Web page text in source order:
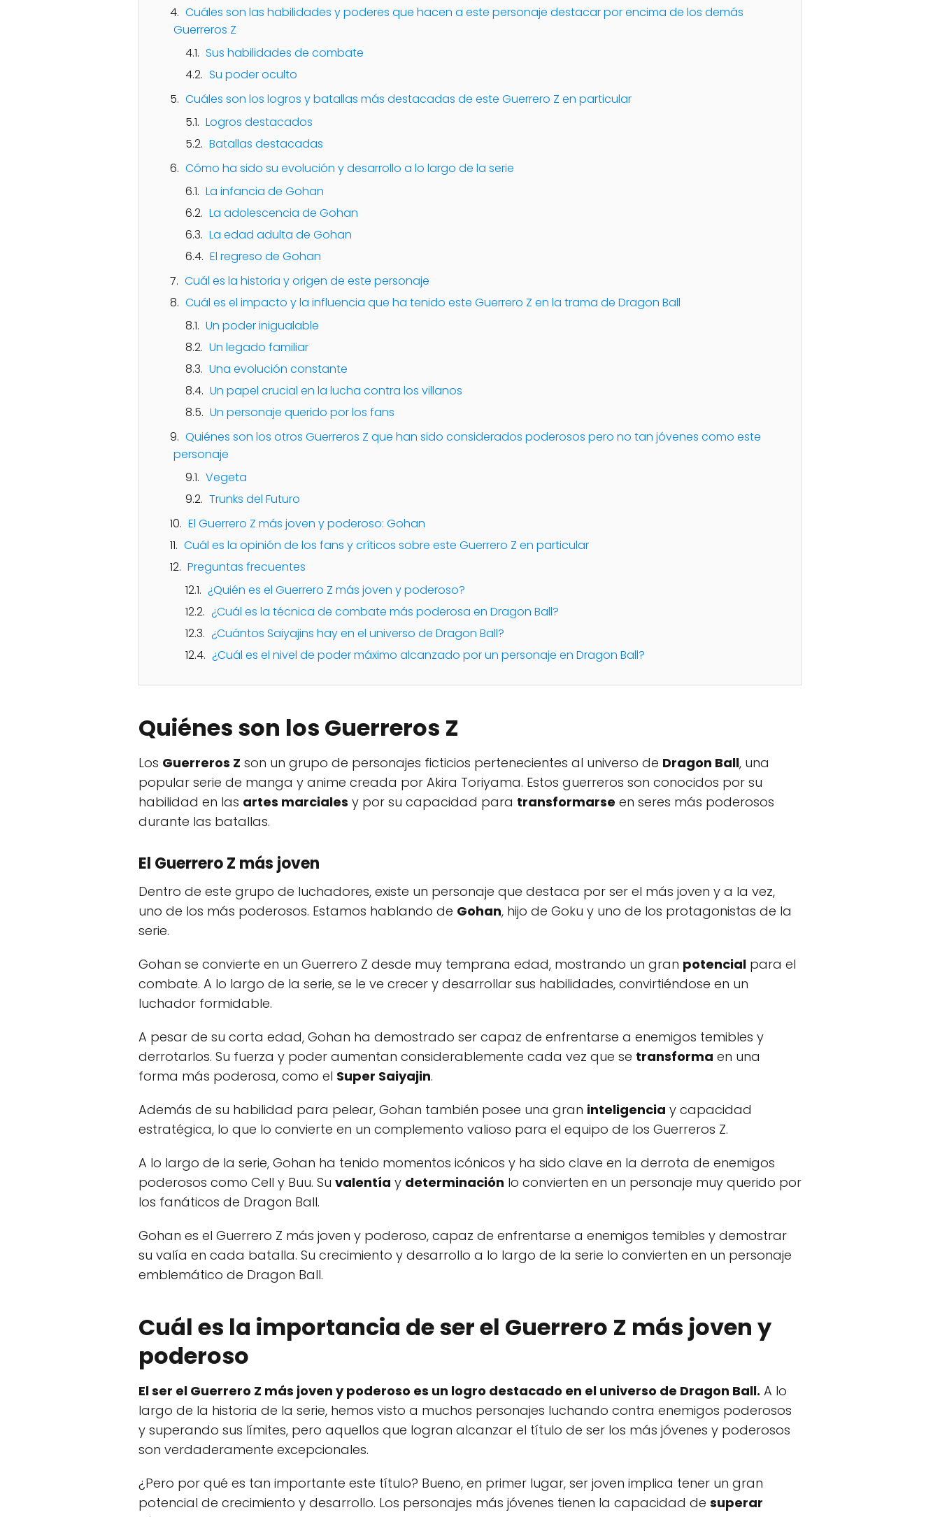
Cuáles son las habilidades y poderes que hacen a este personaje destacar por encima de los demás
Guerreros Z
Sus habilidades de combate
Su poder oculto
Cuáles son los logros y batallas más destacadas de este Guerrero Z en particular
Logros destacados
Batallas destacadas
Cómo ha sido su evolución y desarrollo a lo largo de la serie
La infancia de Gohan
La adolescencia de Gohan
La edad adulta de Gohan
El regreso de Gohan
Cuál es la historia y origen de este personaje
Cuál es el impacto y la influencia que ha tenido este Guerrero Z en la trama de Dragon Ball
Un poder inigualable
Un legado familiar
Una evolución constante
Un papel crucial en la lucha contra los villanos
Un personaje querido por los fans
Quiénes son los otros Guerreros Z que han sido considerados poderosos pero no tan jóvenes como este
personaje
Vegeta
Trunks del Futuro
El Guerrero Z más joven y poderoso: Gohan
Cuál es la opinión de los fans y críticos sobre este Guerrero Z en particular
Preguntas frecuentes
¿Quién es el Guerrero Z más joven y poderoso?
¿Cuál es la técnica de combate más poderosa en Dragon Ball?
¿Cuántos Saiyajins hay en el universo de Dragon Ball?
¿Cuál es el nivel de poder máximo alcanzado por un personaje en Dragon Ball?
Quiénes son los Guerreros Z
Los Guerreros Z son un grupo de personajes ficticios pertenecientes al universo de Dragon Ball, una
popular serie de manga y anime creada por Akira Toriyama. Estos guerreros son conocidos por su
habilidad en las artes marciales y por su capacidad para transformarse en seres más poderosos
durante las batallas.
El Guerrero Z más joven
Dentro de este grupo de luchadores, existe un personaje que destaca por ser el más joven y a la vez,
uno de los más poderosos. Estamos hablando de Gohan, hijo de Goku y uno de los protagonistas de la
serie.
Gohan se convierte en un Guerrero Z desde muy temprana edad, mostrando un gran potencial para el
combate. A lo largo de la serie, se le ve crecer y desarrollar sus habilidades, convirtiéndose en un
luchador formidable.
A pesar de su corta edad, Gohan ha demostrado ser capaz de enfrentarse a enemigos temibles y
derrotarlos. Su fuerza y poder aumentan considerablemente cada vez que se transforma en una
forma más poderosa, como el Super Saiyajin.
Además de su habilidad para pelear, Gohan también posee una gran inteligencia y capacidad
estratégica, lo que lo convierte en un complemento valioso para el equipo de los Guerreros Z.
A lo largo de la serie, Gohan ha tenido momentos icónicos y ha sido clave en la derrota de enemigos
poderosos como Cell y Buu. Su valentía y determinación lo convierten en un personaje muy querido por
los fanáticos de Dragon Ball.
Gohan es el Guerrero Z más joven y poderoso, capaz de enfrentarse a enemigos temibles y demostrar
su valía en cada batalla. Su crecimiento y desarrollo a lo largo de la serie lo convierten en un personaje
emblemático de Dragon Ball.
Cuál es la importancia de ser el Guerrero Z más joven y
poderoso
El ser el Guerrero Z más joven y poderoso es un logro destacado en el universo de Dragon Ball. A lo
largo de la historia de la serie, hemos visto a muchos personajes luchando contra enemigos poderosos
y superando sus límites, pero aquellos que logran alcanzar el título de ser los más jóvenes y poderosos
son verdaderamente excepcionales.
¿Pero por qué es tan importante este título? Bueno, en primer lugar, ser joven implica tener un gran
potencial de crecimiento y desarrollo. Los personajes más jóvenes tienen la capacidad de superar